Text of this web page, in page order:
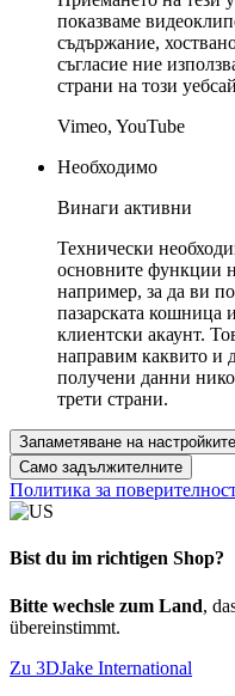
показваме
съдържание,
съгласие ние
страни на този
Vimeo, YouTube
Необходимо
Винаги активни
Технически
основните функции
например, за да ви
пазарската кошница
клиентски акаунт.
направим каквито и
получени данни
трети страни.
Запаметяване на настройките
Само задължителните
Политика за
Bist du im richtigen Shop?
Bitte wechsle zum Land,
übereinstimmt.
Zu 3DJake International